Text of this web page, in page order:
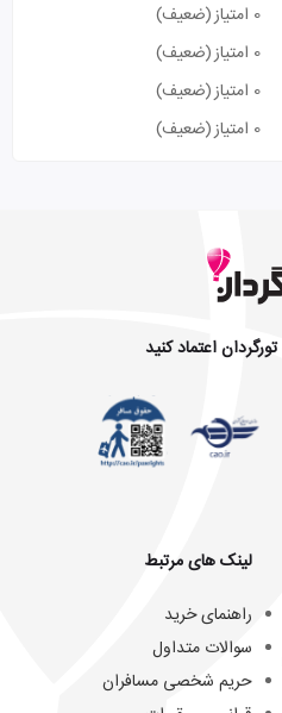
0 امتیاز
(ضعیف)
0 امتیاز
(ضعیف)
0 امتیاز
(ضعیف)
0 امتیاز (ضعیف)
اعتماد کنید
لینک های مرتبط
راهنمای خرید
سوالات متداول
حریم شخصی مسافران